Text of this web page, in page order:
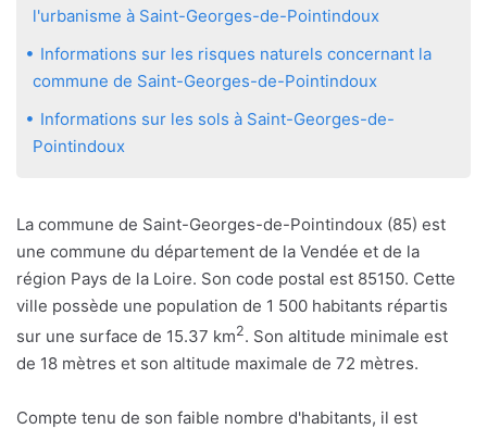
l'urbanisme à Saint-Georges-de-Pointindoux
Informations sur les risques naturels concernant la
commune de Saint-Georges-de-Pointindoux
Informations sur les sols à Saint-Georges-de-
Pointindoux
La commune de Saint-Georges-de-Pointindoux (85) est
une commune du département de la Vendée et de la
région Pays de la Loire. Son code postal est 85150. Cette
ville possède une population de 1 500 habitants répartis
sur une surface de 15.37 km2. Son altitude minimale est
de 18 mètres et son altitude maximale de 72 mètres.
Compte tenu de son faible nombre d'habitants, il est